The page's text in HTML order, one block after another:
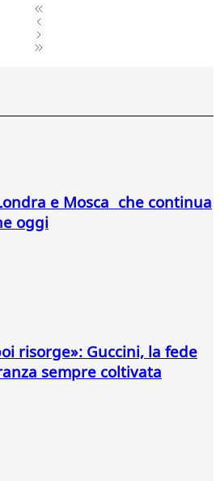
e Mosca che continua
oggi
risorge»: Guccini, la fede
sempre coltivata